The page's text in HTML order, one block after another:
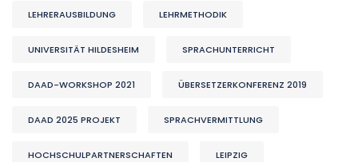
LEHRERAUSBILDUNG LEHRMETHODIK
UNIVERSITÄT HILDESHEIM SPRACHUNTERRICHT
DAAD-WORKSHOP 2021 ÜBERSETZERKONFERENZ 2019
DAAD 2025 PROJEKT SPRACHVERMITTLUNG
HOCHSCHULPARTNERSCHAFTEN LEIPZIG